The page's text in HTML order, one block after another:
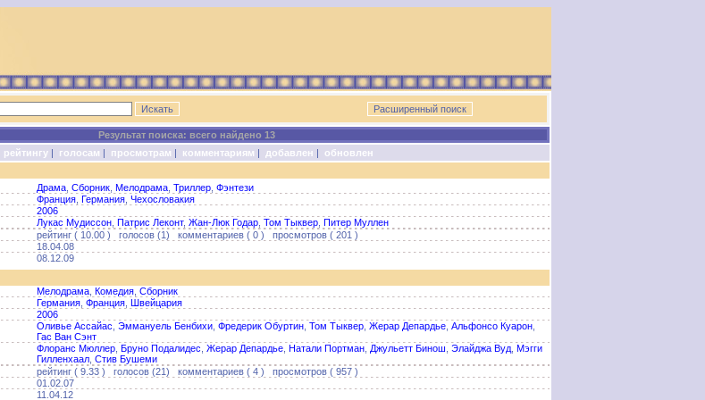
Результат поиска: всего найдено 13
рейтингу | голосам | просмотрам | комментариям | добавлен | обновлен
Драма Сборник Мелодрама Триллер Фэнтези
Франция Германия Чехословакия
2006
Лукас Мудиссон Патрис Леконт, Жан-Люк Годар Том Тыквер Питер Муллен
рейтинг ( 10.00 ) голосов (1) комментариев ( 0 ) просмотров ( 201 )
18.04.08
08.12.09
Мелодрама Комедия Сборник
Германия Франция Швейцария
2006
Оливье Ассайас Эммануель Бенбихи Фредерик Обуртин Том Тыквер Жерар Депардье Альфонсо Куарон
Гас Ван Сэнт
Флоранс Мюллер Бруно Подалидес Жерар Депардье Натали Портман Джульетт Бинош Элайджа Вуд Мэгги
Гилленхаал Стив Бушеми
рейтинг ( 9.33 ) голосов (21) комментариев ( 4 ) просмотров ( 957 )
01.02.07
11.04.12